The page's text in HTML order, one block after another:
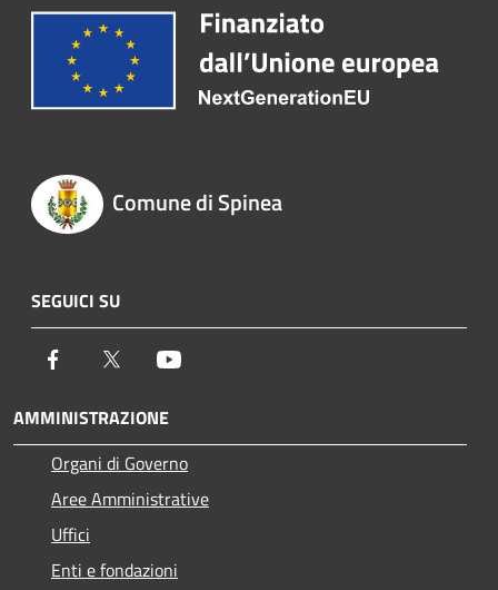
Comune di Spinea
SEGUICI SU
Facebook Twitter
AMMINISTRAZIONE
Organi di Governo
Aree Amministrative
Uffici
Enti e fondazioni